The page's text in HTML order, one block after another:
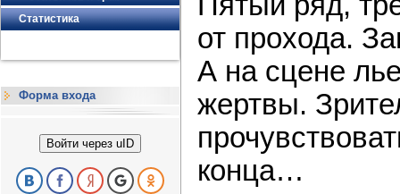
Статистика
Форма входа
Войти через uID
от прохода.
А на сцене
жертвы.
конца…